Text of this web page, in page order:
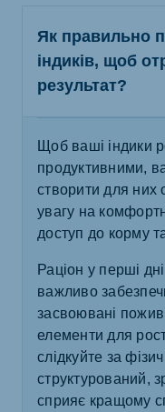
Як правильно
індиків, щоб
результат?
Щоб ваші індики
продуктивними,
створити для них
увагу на
доступ до корму
Раціон у перші
важливо
засвоювані
елементи для
слідкуйте за
структурований,
сприяє кращому